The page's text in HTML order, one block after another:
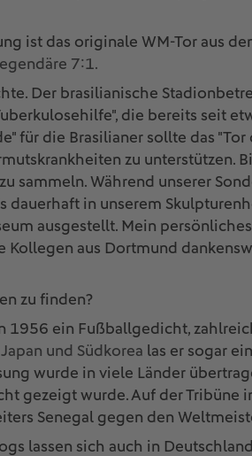
ist das originale WM-Tor aus
7:1.
Der brasilianische
die bereits seit
für die Brasilianer sollte das
zu unterstützen.
sammeln. Während unserer
in unserem
ausgestellt. Mein
Kollegen aus Dortmund
zu finden?
1956 ein Fußballgedicht,
und Südkorea las er sogar
wurde in viele Länder
gezeigt wurde. Auf der Tribüne
Senegal gegen den
lassen sich auch in